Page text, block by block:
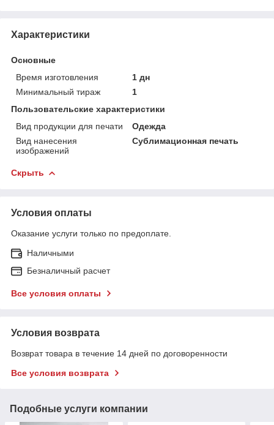
Характеристики
Основные
Время изготовления
1 дн
Минимальный тираж
1
Пользовательские характеристики
Вид продукции для печати
Одежда
Вид нанесения
изображений
Сублимационная печать
Скрыть
Условия оплаты
Оказание услуги только по предоплате.
Наличными
Безналичный расчет
Все условия оплаты
Условия возврата
Возврат товара в течение 14 дней по договоренности
Все условия возврата
Подобные услуги компании